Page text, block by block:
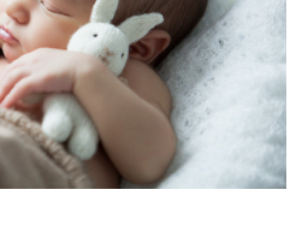
مطبخ سيدتي
مقالات الرأي
ستايل
تقارير
عروس سيدتي